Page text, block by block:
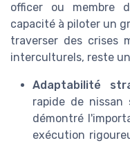
officer ou membre
capacité à piloter un
traverser des crises
interculturels, reste
Adaptabilité
rapide de
démontré
exécution